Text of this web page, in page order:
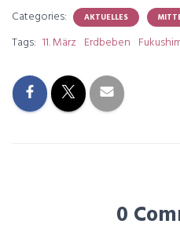
Categories: AKTUELLES
Tags: 11. März Erdbeben
0